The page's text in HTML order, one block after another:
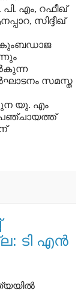
എം, റഫീഖ്
സിദ്ദീഖ്
കുംബഡാജ
സമസ്ത
യു. എം
ടി എന്‍